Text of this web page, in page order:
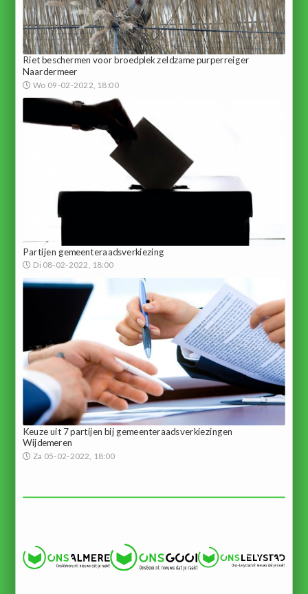
Riet beschermen voor broedplek zeldzame purperreiger
Naardermeer
Wo 09-02-2022, 18:00
Partijen gemeenteraadsverkiezing
Di 08-02-2022, 18:00
Keuze uit 7 partijen bij gemeenteraadsverkiezingen
Wijdemeren
Za 05-02-2022, 18:00